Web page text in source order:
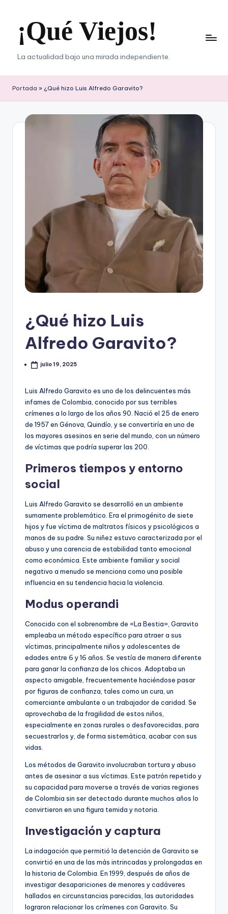
contenido¡Qué Viejos!
La actualidad bajo una mirada independiente.
Portada » ¿Qué hizo Luis Alfredo Garavito?
¿Qué hizo Luis
Alfredo Garavito?
julio 19, 2025
Luis Alfredo Garavito es uno de los delincuentes más
infames de Colombia, conocido por sus terribles
crímenes a lo largo de los años 90. Nació el 25 de enero
de 1957 en Génova, Quindío, y se convertiría en uno de
los mayores asesinos en serie del mundo, con un número
de víctimas que podría superar las 200.
Primeros tiempos y entorno
social
Luis Alfredo Garavito se desarrolló en un ambiente
sumamente problemático. Era el primogénito de siete
hijos y fue víctima de maltratos físicos y psicológicos a
manos de su padre. Su niñez estuvo caracterizada por el
abuso y una carencia de estabilidad tanto emocional
como económica. Este ambiente familiar y social
negativo a menudo se menciona como una posible
influencia en su tendencia hacia la violencia.
Modus operandi
Conocido con el sobrenombre de «La Bestia», Garavito
empleaba un método específico para atraer a sus
víctimas, principalmente niños y adolescentes de
edades entre 6 y 16 años. Se vestía de manera diferente
para ganar la confianza de los chicos. Adoptaba un
aspecto amigable, frecuentemente haciéndose pasar
por figuras de confianza, tales como un cura, un
comerciante ambulante o un trabajador de caridad. Se
aprovechaba de la fragilidad de estos niños,
especialmente en zonas rurales o desfavorecidas, para
secuestrarlos y, de forma sistemática, acabar con sus
vidas.
Los métodos de Garavito involucraban tortura y abuso
antes de asesinar a sus víctimas. Este patrón repetido y
su capacidad para moverse a través de varias regiones
de Colombia sin ser detectado durante muchos años lo
convirtieron en una figura temida y notoria.
Investigación y captura
La indagación que permitió la detención de Garavito se
convirtió en una de las más intrincadas y prolongadas en
la historia de Colombia. En 1999, después de años de
investigar desapariciones de menores y cadáveres
hallados en circunstancias parecidas, las autoridades
lograron relacionar los crímenes con Garavito. Su